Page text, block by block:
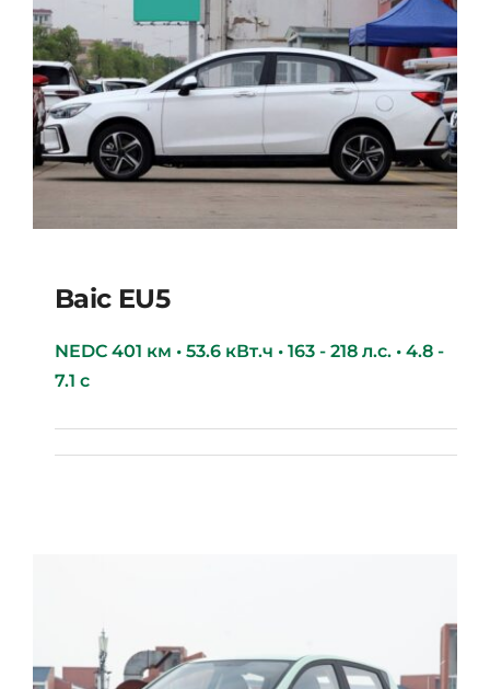
Baic EU5
NEDC 401 км • 53.6 кВт.ч • 163 - 218 л.с. • 4.8 -
7.1 с